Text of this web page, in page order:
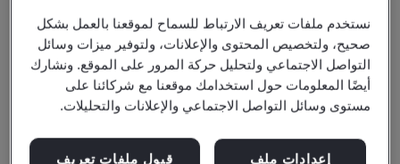
سرّع نمو مؤسستك من خلال الوصول إلى أسواق جديدة أو عالمية
من خلال شهادة (CE) أو علامة تقييم المطابقة في المملكة المتحدة
أو المعايير المرجعية (Benchmark) أو هيئة الأوراق المالية
والأسواق الأوروبية، حيث نساعدك على استيفاء اللوائح المحلية
وضمان امتثال المنتج عبر الحدود.
امنح عملاءك ثقة ومصداقية في جودة وسلامة ومتانة منتجاتك من
نستخدم ملفات تعريف الارتباط للسماح لموقعنا بالعمل بشكل
صحيح، ولتخصيص المحتوى والإعلانات، ولتوفير ميزات وسائل
التواصل الاجتماعي ولتحليل حركة المرور على الموقع. ونشارك
أيضًا المعلومات حول استخدامك موقعنا مع شركائنا على
مستوى وسائل التواصل الاجتماعي والإعلانات والتحليلات.
إعدادات ملف
قبول ملفات تعريف